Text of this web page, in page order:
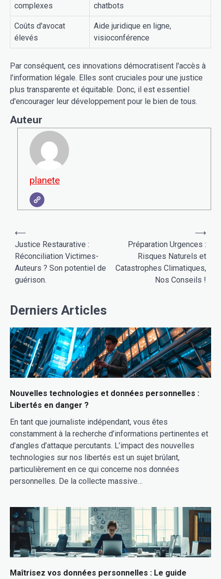
complexes
chatbots
Coûts d'avocat
élevés
Aide juridique en ligne,
visioconférence
Par conséquent, ces innovations démocratisent l'accès à
l'information légale. Elles sont cruciales pour une justice
plus transparente et équitable. Donc, il est essentiel
d'encourager leur développement pour le bien de tous.
Auteur
planete
Navigation
de
l’article
⟵
Justice Restaurative :
Réconciliation Victimes-
Auteurs ? Son potentiel de
guérison.
Préparation Urgences :
Risques Naturels et
Catastrophes Climatiques,
Nos Conseils !
⟶
Derniers Articles
Nouvelles technologies et données personnelles :
Libertés en danger ?
En tant que journaliste indépendant, vous êtes
constamment à la recherche d’informations pertinentes et
d’angles d’attaque percutants. L’impact des nouvelles
technologies sur nos libertés est un sujet brûlant,
particulièrement en ce qui concerne nos données
personnelles. De la collecte massive…
Maîtrisez vos données personnelles : Le guide